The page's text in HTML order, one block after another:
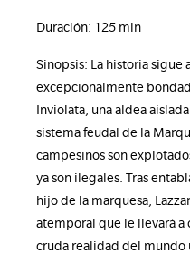
Duración: 125 min
Sinopsis: La historia sigue
excepcionalmente
Inviolata, una aldea
sistema feudal de la
campesinos son
ya son ilegales. Tras
hijo de la marquesa,
atemporal que le llevará
cruda realidad del mundo